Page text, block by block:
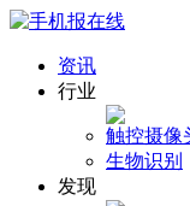
资讯
行业
触控摄像
生物识别
发现